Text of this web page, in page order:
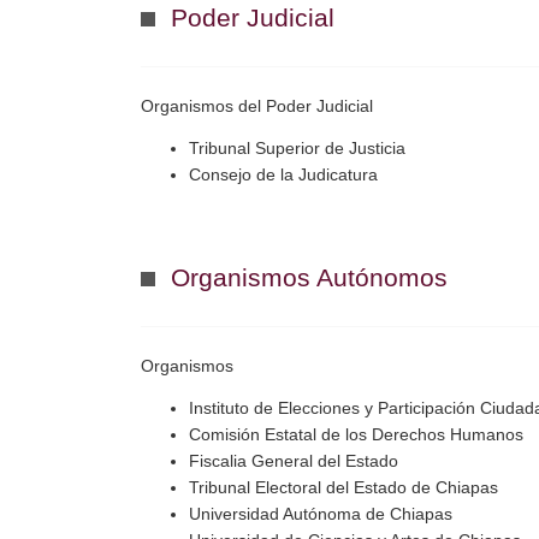
Poder Judicial
Organismos del Poder Judicial
Tribunal Superior de Justicia
Consejo de la Judicatura
Organismos Autónomos
Organismos
Instituto de Elecciones y Participación
Comisión Estatal de los Derechos Humanos
Fiscalia General del Estado
Tribunal Electoral del Estado de Chiapas
Universidad Autónoma de Chiapas